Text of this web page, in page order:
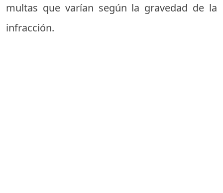
multas que varían según la gravedad de la
infracción.